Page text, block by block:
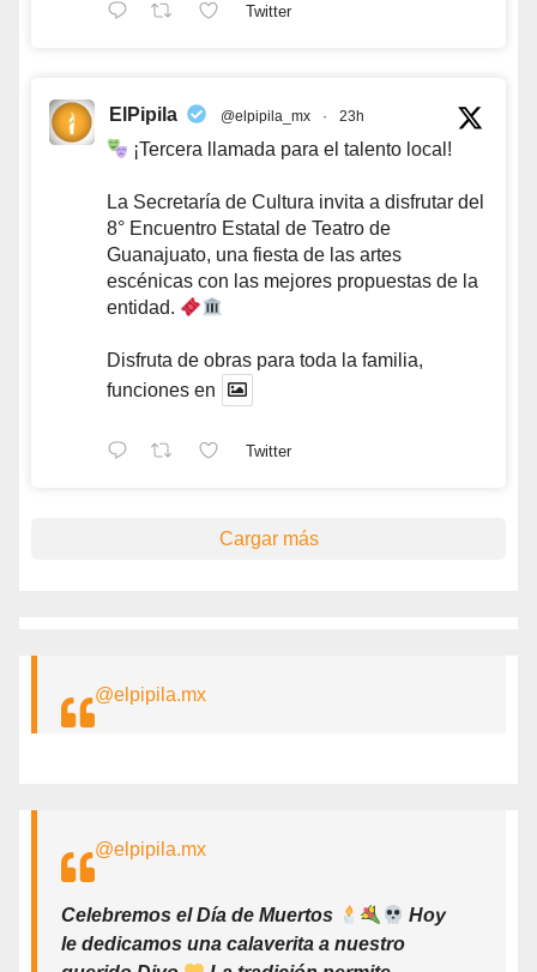
Twitter
ElPipila @elpipila_mx · 23h
¡Tercera llamada para el talento local!
La Secretaría de Cultura invita a disfrutar del
8° Encuentro Estatal de Teatro de
Guanajuato, una fiesta de las artes
escénicas con las mejores propuestas de la
entidad.
Disfruta de obras para toda la familia,
funciones en
Twitter
Cargar más
@elpipila.mx
@elpipila.mx
Celebremos el Día de Muertos
Hoy
le dedicamos una calaverita a nuestro